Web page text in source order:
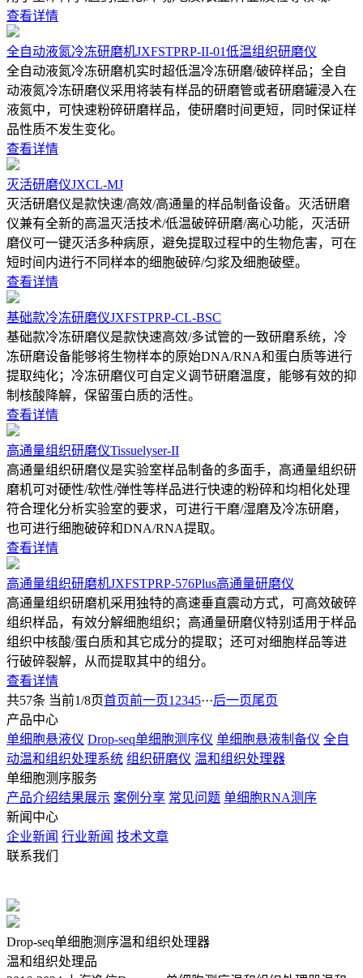
查看详情
全自动液氮冷冻研磨机JXFSTPRP-II-01低温组织研磨仪
全自动液氮冷冻研磨机实时超低温冷冻研磨/破碎样品；全自
动液氮冷冻研磨仪采用将装有样品的研磨管或者研磨罐浸入在
液氮中，可快速粉碎研磨样品，使研磨时间更短，同时保证样
品性质不发生变化。
查看详情
灭活研磨仪JXCL-MJ
灭活研磨仪是款快速/高效/高通量的样品制备设备。灭活研磨
仪兼有全新的高温灭活技术/低温破碎研磨/离心功能，灭活研
磨仪可一键灭活多种病原，避免提取过程中的生物危害，可在
短时间内进行不同样本的细胞破碎/匀浆及细胞破壁。
查看详情
基础款冷冻研磨仪JXFSTPRP-CL-BSC
基础款冷冻研磨仪是款快速高效/多试管的一致研磨系统，冷
冻研磨设备能够将生物样本的原始DNA/RNA和蛋白质等进行
提取纯化；冷冻研磨仪可自定义调节研磨温度，能够有效的抑
制核酸降解，保留蛋白质的活性。
查看详情
高通量组织研磨仪Tissuelyser-II
高通量组织研磨仪是实验室样品制备的多面手，高通量组织研
磨机可对硬性/软性/弹性等样品进行快速的粉碎和均相化处理
符合理化分析实验室的要求，可进行干磨/湿磨及冷冻研磨，
也可进行细胞破碎和DNA/RNA提取。
查看详情
高通量组织研磨机JXFSTPRP-576Plus高通量研磨仪
高通量组织研磨机采用独特的高速垂直震动方式，可高效破碎
组织样品，有效分解细胞组织；高通量研磨仪特别适用于样品
组织中核酸/蛋白质和其它成分的提取；还可对细胞样品等进
行破碎裂解，从而提取其中的组分。
查看详情
共57条 当前1/8页首页前一页1 2345···后一页尾页
产品中心
单细胞悬液仪 Drop-seq单细胞测序仪 单细胞悬液制备仪 全自
动温和组织处理系统 组织研磨仪 温和组织处理器
单细胞测序服务
产品介绍结果展示 案例分享 常见问题 单细胞RNA测序
新闻中心
企业新闻 行业新闻 技术文章
联系我们
Drop-seq单细胞测序温和组织处理器
温和组织处理品